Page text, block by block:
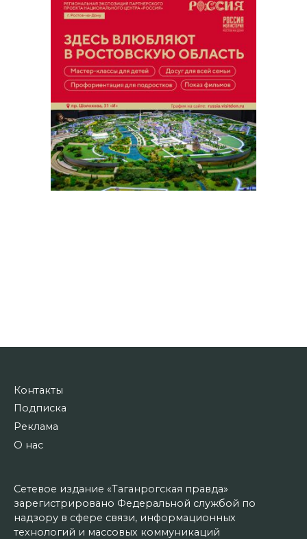
Контакты
Подписка
Реклама
О нас
Сетевое издание «Таганрогская правда»
зарегистрировано Федеральной службой по
надзору в сфере связи, информационных
технологий и массовых коммуникаций